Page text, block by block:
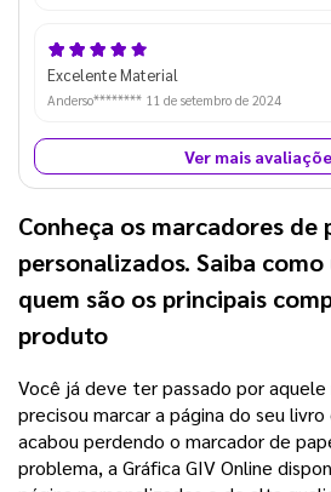
Excelente Material
Anderso******** 11 de setembro de 2024
Ver mais
Conheça os marcadores de
personalizados. Saiba
quem são os principais
produto
Você já deve ter passado por
precisou marcar a página do seu
acabou perdendo o marcador de
problema, a Gráfica GIV Online